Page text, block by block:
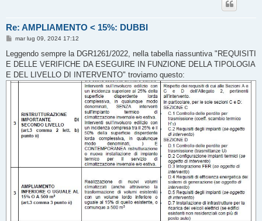
Re: AMPLIAMENTO < 15%: DUBBI
M
s
s
a
g
g
mar lug 09, 2024 17:12
Leggendo sempre la DGR1261/2022, nella tabella riassuntiva "REQUISITI
E DELLE VERIFICHE DA ESEGUIRE IN FUNZIONE DELLA TIPOLOGIA
E DEL LIVELLO DI INTERVENTO" troviamo questo: